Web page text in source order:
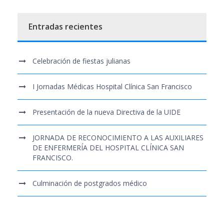
Entradas recientes
Celebración de fiestas julianas
I Jornadas Médicas Hospital Clínica San Francisco
Presentación de la nueva Directiva de la UIDE
JORNADA DE RECONOCIMIENTO A LAS AUXILIARES
DE ENFERMERÍA DEL HOSPITAL CLÍNICA SAN
FRANCISCO.
Culminación de postgrados médico